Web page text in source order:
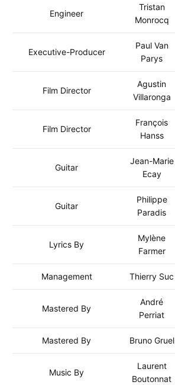
Engineer
Tristan
Monrocq
Executive-Producer
Paul Van
Parys
Film Director
Agustin
Villaronga
Film Director
François
Hanss
Guitar
Jean-Marie
Ecay
Guitar
Philippe
Paradis
Lyrics By
Mylène
Farmer
Management Thierry Suc
Mastered By
André
Perriat
Mastered By Bruno Gruel
Music By
Laurent
Boutonnat